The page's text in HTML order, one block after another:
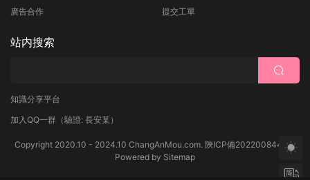
廣告合作
提交工單
站内搜索
知識分享平台
加入QQ一群 （驗證: 長安某）
Copyright 2020.10 - 2024.10 ChangAnMou.com. 陝ICP備2022008444号
Powered by Sitemap